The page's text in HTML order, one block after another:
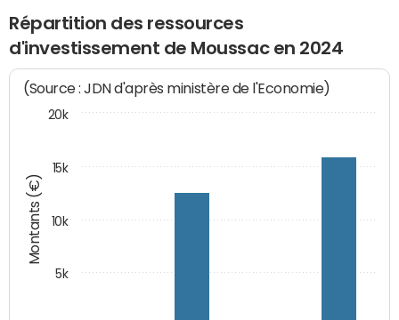
Répartition des ressources
d'investissement de Moussac en 2024
Montants (€)
(Source : JDN d'après ministère de l'Economie)
5k
10k
15k
20k